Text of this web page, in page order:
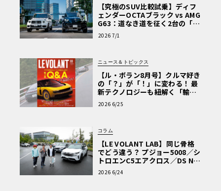
【究極のSUV比較試乗】ディフ
ェンダーOCTAブラック vs AMG
G63：道なき道を征く2台の「対
極的アプローチ」
2026 7/1
ニュース＆トピックス
【ル・ボラン8月号】クルマ好き
の「？」が「！」に変わる！ 最
新テクノロジーも紐解く「輸入
車Q&A」
2026 6/25
コラム
【LE VOLANT LAB】同じ骨格
でどう違う？ プジョー5008／シ
トロエンC5エアクロス／DS Nº4
読者一気乗りレポート
2026 6/24